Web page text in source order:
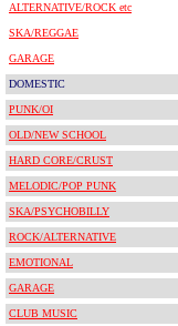
ALTERNATIVE/ROCK etc
SKA/REGGAE
GARAGE
DOMESTIC
PUNK/OI
OLD/NEW SCHOOL
HARD CORE/CRUST
MELODIC/POP PUNK
SKA/PSYCHOBILLY
ROCK/ALTERNATIVE
EMOTIONAL
GARAGE
CLUB MUSIC